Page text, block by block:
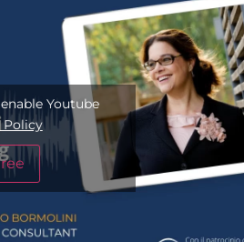
Youtube
Policy